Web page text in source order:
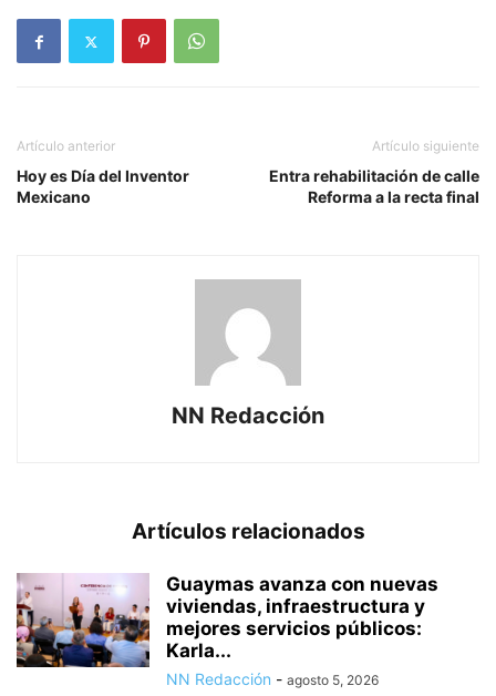
Artículo anterior
Hoy es Día del Inventor
Mexicano
Artículo siguiente
Entra rehabilitación de calle
Reforma a la recta final
NN Redacción
Artículos relacionados
Guaymas avanza con nuevas
viviendas, infraestructura y
mejores servicios públicos:
Karla...
NN Redacción - agosto 5, 2026